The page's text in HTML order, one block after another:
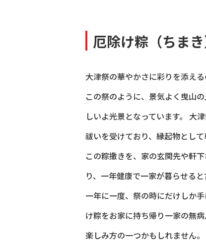
厄除け粽（ちまき
大津祭の華やかさに彩りを添える
この祭のように、景気よく曳山
しいよ光景となっています。 大
祓いを受けており、縁起物として
この粽撒きを、家の玄関先や軒
り、一年健康で一家が暮らせると
一年に一度、祭の時にだけしか
け粽をお家に持ち帰り一家の無
楽しみ方の一つかもしれません。